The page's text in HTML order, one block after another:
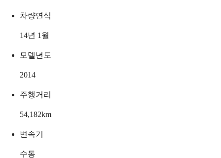
차량연식
14년 1월
모델년도
2014
주행거리
54,182km
변속기
수동